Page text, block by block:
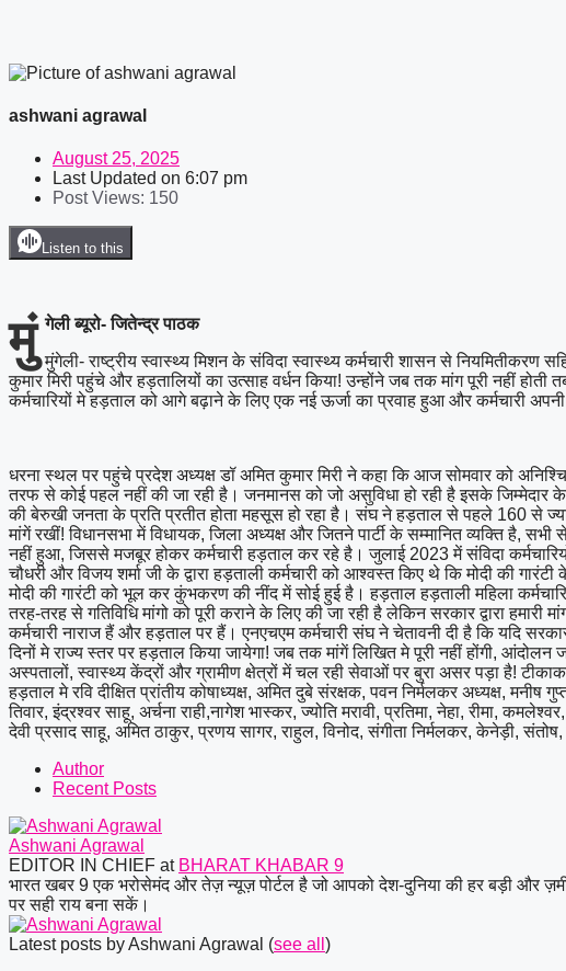
ashwani agrawal
August 25, 2025
Last Updated on 6:07 pm
Post Views: 150
Listen to this
मुं गेली ब्यूरो- जितेन्द्र पाठक
मुंगेली- राष्ट्रीय स्वास्थ्य मिशन के संविदा स्वास्थ्य कर्मचारी शासन से
कुमार मिरी पहुंचे और हड़तालियों का उत्साह वर्धन किया! उन्होंने जब तक मांग पूरी नहीं
कर्मचारियों मे हड़ताल को आगे बढ़ाने के लिए एक नई ऊर्जा का प्रवाह हुआ और कर्मचारी
धरना स्थल पर पहुंचे प्रदेश अध्यक्ष डॉ अमित कुमार मिरी ने कहा कि आज सोमवार को
तरफ से कोई पहल नहीं की जा रही है। जनमानस को जो असुविधा हो रही है इसके जिम्मेदार
की बेरुखी जनता के प्रति प्रतीत होता महसूस हो रहा है। संघ ने हड़ताल से पहले 160 से
मांगें रखीं! विधानसभा में विधायक, जिला अध्यक्ष और जितने पार्टी के सम्मानित व्यक्ति है,
नहीं हुआ, जिससे मजबूर होकर कर्मचारी हड़ताल कर रहे है। जुलाई 2023 में संविदा
चौधरी और विजय शर्मा जी के द्वारा हड़ताली कर्मचारी को आश्वस्त किए थे कि मोदी की
मोदी की गारंटी को भूल कर कुंभकरण की नींद में सोई हुई है। हड़ताल हड़ताली महिला
तरह-तरह से गतिविधि मांगो को पूरी कराने के लिए की जा रही है लेकिन सरकार द्वारा
कर्मचारी नाराज हैं और हड़ताल पर हैं। एनएचएम कर्मचारी संघ ने चेतावनी दी है कि यदि
दिनों मे राज्य स्तर पर हड़ताल किया जायेगा! जब तक मांगें लिखित मे पूरी नहीं होंगी,
अस्पतालों, स्वास्थ्य केंद्रों और ग्रामीण क्षेत्रों में चल रही सेवाओं पर बुरा असर पड़ा है!
हड़ताल मे रवि दीक्षित प्रांतीय कोषाध्यक्ष, अमित दुबे संरक्षक, पवन निर्मलकर अध्यक्ष, मनीष
तिवार, इंद्रश्वर साहू, अर्चना राही,नागेश भास्कर, ज्योति मरावी, प्रतिमा, नेहा, रीमा,
देवी प्रसाद साहू, अमित ठाकुर, प्रणय सागर, राहुल, विनोद, संगीता निर्मलकर, केनेड़ी,
Author
Recent Posts
Ashwani Agrawal
EDITOR IN CHIEF at BHARAT KHABAR 9
भारत खबर 9 एक भरोसेमंद और तेज़ न्यूज़ पोर्टल है जो आपको देश-दुनिया की हर बड़ी और
पर सही राय बना सकें।
Latest posts by Ashwani Agrawal (see all )